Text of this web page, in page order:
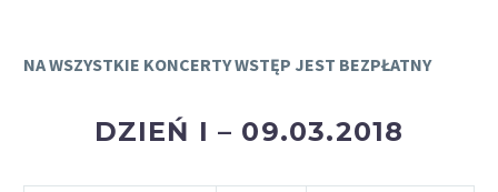
NA WSZYSTKIE KONCERTY WSTĘP JEST BEZPŁATNY
DZIEŃ I – 09.03.2018